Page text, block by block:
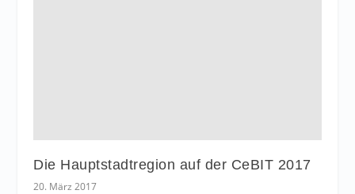
Die Hauptstadtregion auf der CeBIT 2017
20. März 2017